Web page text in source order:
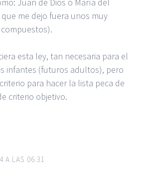
Juan de Dios o María del
me dejo fuera unos muy
esta ley, tan necesaria para el
infantes (futuros adultos), pero
para hacer la lista peca de
criterio objetivo.
A LAS 06:31